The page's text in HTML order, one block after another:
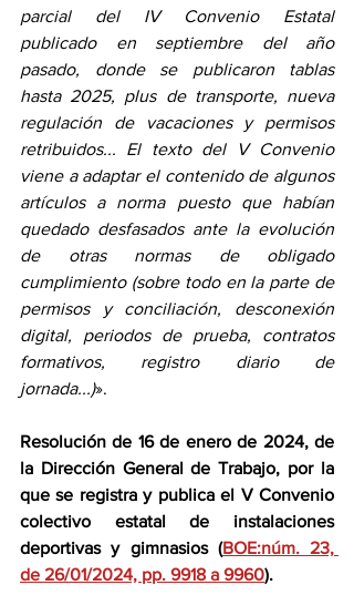
parcial del IV Convenio Estatal
publicado en septiembre del año
pasado, donde se publicaron tablas
hasta 2025, plus de transporte, nueva
regulación de vacaciones y permisos
retribuidos... El texto del V Convenio
viene a adaptar el contenido de algunos
artículos a norma puesto que habían
quedado desfasados ante la evolución
de otras normas de obligado
cumplimiento (sobre todo en la parte de
permisos y conciliación, desconexión
digital, periodos de prueba, contratos
formativos, registro diario de
jornada...)».
Resolución de 16 de enero de 2024, de
la Dirección General de Trabajo, por la
que se registra y publica el V Convenio
colectivo estatal de instalaciones
deportivas y gimnasios (BOE:núm. 23,
de 26/01/2024, pp. 9918 a 9960).